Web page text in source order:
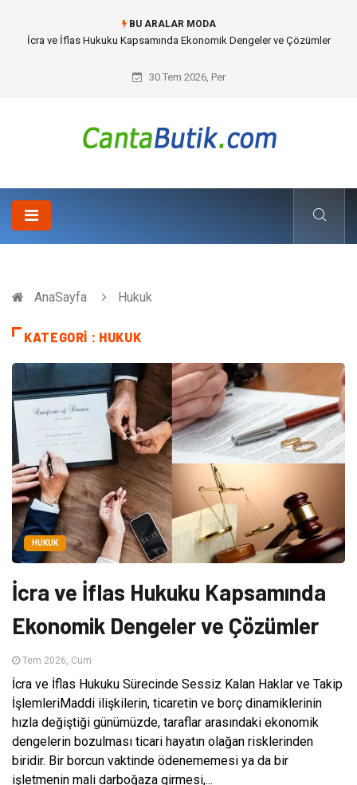
BU ARALAR MODA
Cybersecurity Solutions (Siber Güvenlik Çözümleri) ve Dijital Altyapıda
30 Tem 2026, Per
AnaSayfa Hukuk
KATEGORI : HUKUK
HUKUK
İcra ve İflas Hukuku Kapsamında
Ekonomik Dengeler ve Çözümler
Tem 2026, Cum
İcra ve İflas Hukuku Sürecinde Sessiz Kalan Haklar ve Takip
İşlemleriMaddi ilişkilerin, ticaretin ve borç dinamiklerinin
hızla değiştiği günümüzde, taraflar arasındaki ekonomik
dengelerin bozulması ticari hayatın olağan risklerinden
biridir. Bir borcun vaktinde ödenememesi ya da bir
işletmenin mali darboğaza girmesi,...